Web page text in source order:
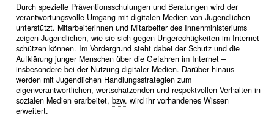
Durch spezielle Präventionsschulungen und Beratungen wird der
verantwortungsvolle Umgang mit digitalen Medien von Jugendlichen
unterstützt. Mitarbeiterinnen und Mitarbeiter des Innenministeriums
zeigen Jugendlichen, wie sie sich gegen Ungerechtigkeiten im Internet
schützen können. Im Vordergrund steht dabei der Schutz und die
Aufklärung junger Menschen über die Gefahren im Internet –
insbesondere bei der Nutzung digitaler Medien. Darüber hinaus
werden mit Jugendlichen Handlungsstrategien zum
eigenverantwortlichen, wertschätzenden und respektvollen Verhalten in
sozialen Medien erarbeitet, bzw. wird ihr vorhandenes Wissen
erweitert.